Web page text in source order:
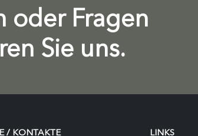
oder Fragen
Sie uns.
/ KONTAKTE LINKS